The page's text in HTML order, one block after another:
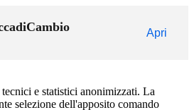
Apri
e statistici anonimizzati. La
selezione dell'apposito comando